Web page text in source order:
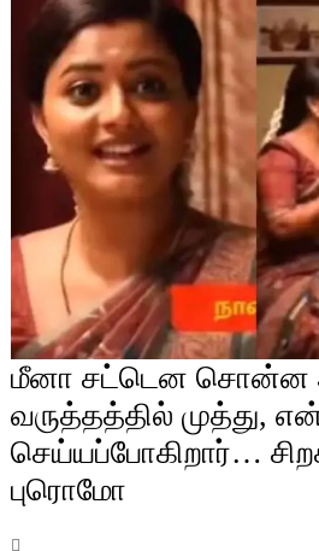
மீனா சட்டென சொன்ன
வருத்தத்தில் முத்து,
செய்யப்போகிறார்…
புரொமோ